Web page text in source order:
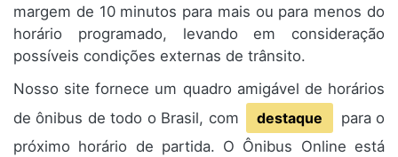
margem de 10 minutos para mais ou para menos do
horário programado, levando em consideração
possíveis condições externas de trânsito.
Nosso site fornece um quadro amigável de horários
de ônibus de todo o Brasil, com
destaque
para o
próximo horário de partida. O Ônibus Online está